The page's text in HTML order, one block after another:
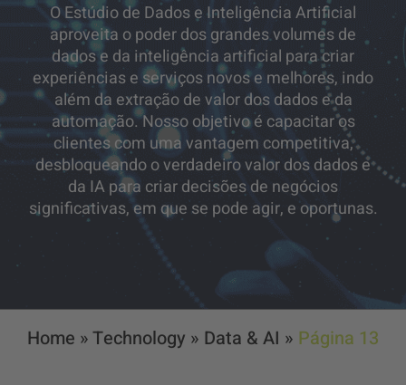
O Estúdio de Dados e Inteligência Artificial
aproveita o poder dos grandes volumes de
dados e da inteligência artificial para criar
experiências e serviços novos e melhores, indo
além da extração de valor dos dados e da
automação. Nosso objetivo é capacitar os
clientes com uma vantagem competitiva,
desbloqueando o verdadeiro valor dos dados e
da IA para criar decisões de negócios
significativas, em que se pode agir, e oportunas.
Home »Technology » Data & AI » Página 13